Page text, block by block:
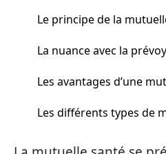
Le principe de la
La nuance avec la
Les avantages d’une
Les différents types de